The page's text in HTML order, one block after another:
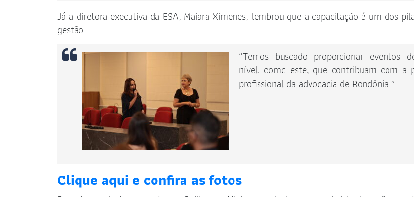
Já a diretora executiva da ESA, Maiara Ximenes, lembrou que a capacitação é um dos
gestão.
“Temos buscado proporcionar eventos
nível, como este, que contribuam com a
profissional da advocacia de Rondônia.”
Clique aqui e confira as fotos